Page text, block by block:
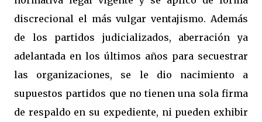
discrecional el más vulgar ventajismo. Además
de los partidos judicializados, aberración ya
adelantada en los últimos años para secuestrar
las organizaciones, se le dio nacimiento a
supuestos partidos que no tienen una sola firma
de respaldo en su expediente, ni pueden exhibir